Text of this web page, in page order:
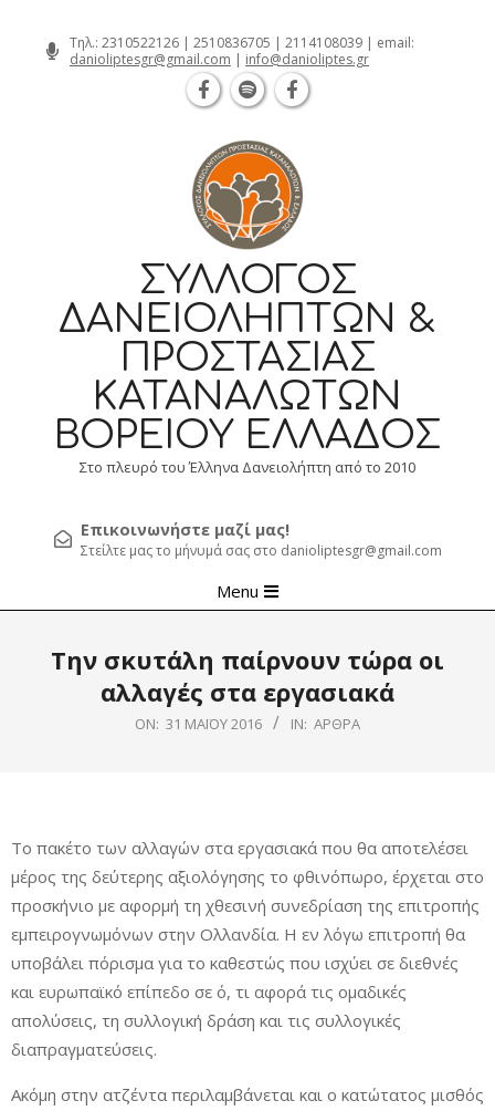
Τηλ.: 2310522126 | 2510836705 | 2114108039 | email:
danioliptesgr@gmail.com | info@danioliptes.gr
ΣΎΛΛΟΓΟΣ
ΔΑΝΕΙΟΛΗΠΤΏΝ &
ΠΡΟΣΤΑΣΊΑΣ
ΚΑΤΑΝΑΛΩΤΏΝ
ΒΟΡΕΊΟΥ ΕΛΛΆΔΟΣ
Στο πλευρό του Έλληνα Δανειολήπτη από το 2010
Επικοινωνήστε μαζί μας!
Στείλτε μας το μήνυμά σας στο danioliptesgr@gmail.com
Navigation
Menu
Tην σκυτάλη παίρνουν τώρα οι
αλλαγές στα εργασιακά
ON: 31 ΜΑΪ́ΟΥ 2016 IN: ΆΡΘΡΑ
Το πακέτο των αλλαγών στα εργασιακά που θα αποτελέσει
μέρος της δεύτερης αξιολόγησης το φθινόπωρο, έρχεται στο
προσκήνιο με αφορμή τη χθεσινή συνεδρίαση της επιτροπής
εμπειρογνωμόνων στην Ολλανδία. Η εν λόγω επιτροπή θα
υποβάλει πόρισμα για το καθεστώς που ισχύει σε διεθνές
και ευρωπαϊκό επίπεδο σε ό, τι αφορά τις ομαδικές
απολύσεις, τη συλλογική δράση και τις συλλογικές
διαπραγματεύσεις.
Ακόμη στην ατζέντα περιλαμβάνεται και ο κατώτατος μισθός